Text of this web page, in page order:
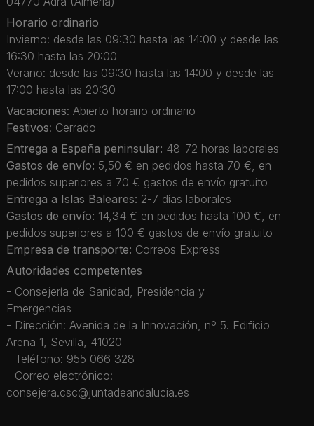
Horario ordinario
Invierno: desde las 09:30 hasta las 14:00 y desde las
16:30 hasta las 20:00
Verano: desde las 09:30 hasta las 14:00 y desde las
17:00 hasta las 20:30
Vacaciones: Abierto horario ordinario
Festivos: Cerrado
Entrega a España peninsular: 48-72 horas laborales
Gastos de envío: 5,50 € en pedidos hasta 70 €, en
pedidos superiores a 70 € gastos de envío gratuito
Entrega a Islas Baleares: 2-7 días laborales
Gastos de envío: 14,34 € en pedidos hasta 100 €, en
pedidos superiores a 100 € gastos de envío gratuito
Empresa de transporte: Correos Express
Autoridades competentes
- Consejería de Sanidad, Presidencia y
Emergencias
- Dirección: Avenida de la Innovación, nº 5. Edificio
Arena 1, Sevilla, 41020
- Teléfono: 955 066 328
- Correo electrónico:
consejera.csc@juntadeandalucia.es